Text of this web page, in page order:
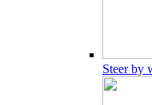
Steer by